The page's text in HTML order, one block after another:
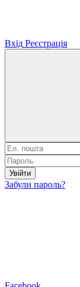
Вхід Реєстрація
Увійти
Забули пароль?